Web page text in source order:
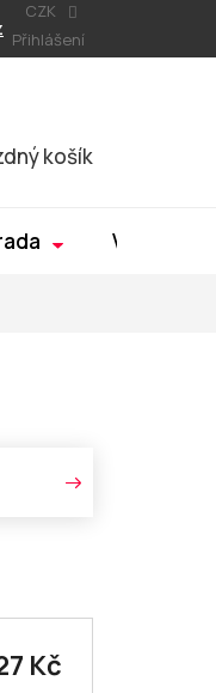
CZK
Přihlášení
košík
Výprodej
Kč